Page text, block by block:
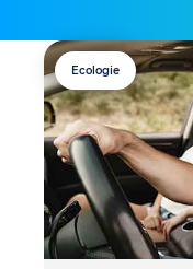
Ecologie